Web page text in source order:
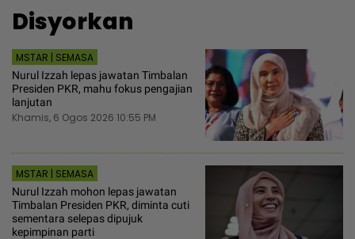
Disyorkan
MSTAR | SEMASA
Nurul Izzah lepas jawatan Timbalan
Presiden PKR, mahu fokus pengajian
lanjutan
Khamis, 6 Ogos 2026 10:55 PM
MSTAR | SEMASA
Nurul Izzah mohon lepas jawatan
Timbalan Presiden PKR, diminta cuti
sementara selepas dipujuk
kepimpinan parti